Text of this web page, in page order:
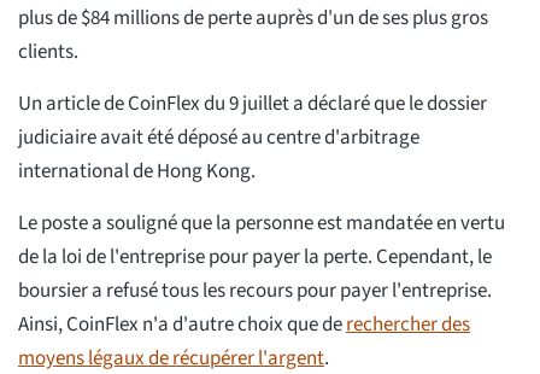
plus de $84 millions de perte auprès d'un de ses plus gros
clients.
Un article de CoinFlex du 9 juillet a déclaré que le dossier
judiciaire avait été déposé au centre d'arbitrage
international de Hong Kong.
Le poste a souligné que la personne est mandatée en vertu
de la loi de l'entreprise pour payer la perte. Cependant, le
boursier a refusé tous les recours pour payer l'entreprise.
Ainsi, CoinFlex n'a d'autre choix que derechercher des
moyens légaux de récupérer l'argent.